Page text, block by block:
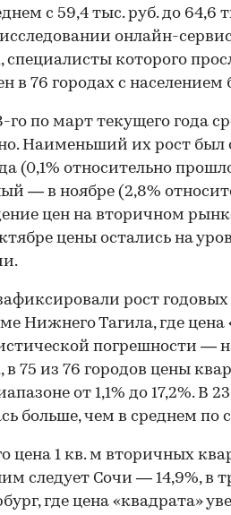
с 59,4 тыс. руб. до 64,6
онлайн-
специалисты которого
в 76 городах с населением
го по март текущего года
Наименьший их рост был
(0,1% относительно
— в ноябре (2,8%
цен на вторичном
цены остались на
рост годовых
Нижнего Тагила, где цена
погрешности —
в 75 из 76 городов цены
от 1,1% до 17,2%. В
больше, чем в среднем по
цена 1 кв. м вторичных
следует Сочи — 14,9%, в
где цена «квадрата»